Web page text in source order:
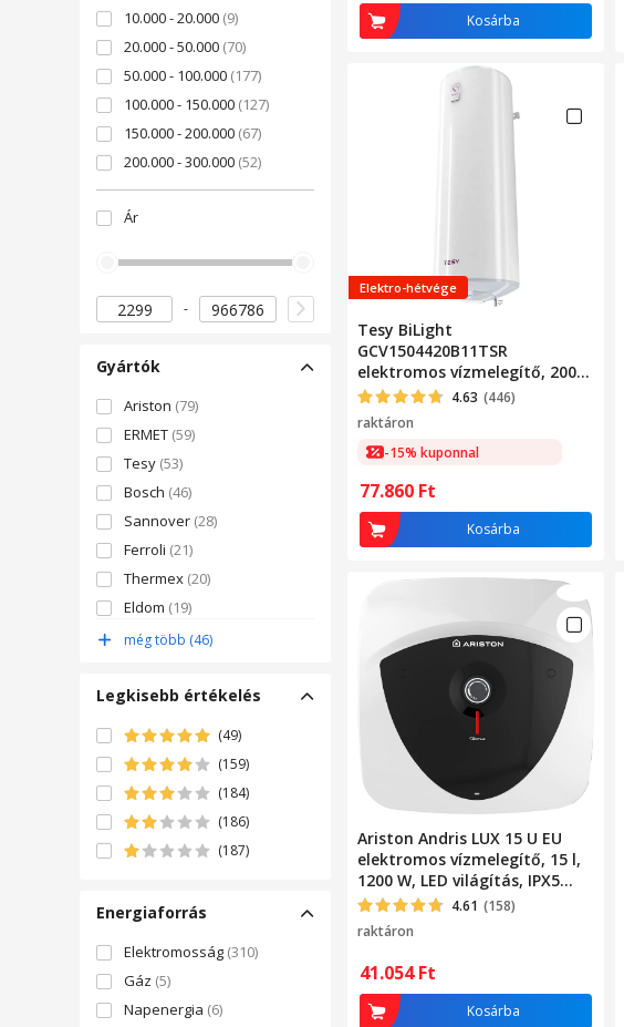
10.000 - 20.000 (9)
20.000 - 50.000 (70)
50.000 - 100.000 (177)
100.000 - 150.000 (127)
150.000 - 200.000 (67)
200.000 - 300.000 (52)
300.000 - 400.000(30)
400.000 - 500.000
Ár
Gyártók
Ariston (79)
ERMET (59)
Tesy (53)
Bosch (46)
Sannover (28)
Ferroli (21)
Thermex (20)
Eldom (19)
TENKO(17)
még több (46)
Legkisebb értékelés
(49)
(159)
(184)
(186)
(187)
Energiaforrás
Elektromosság (310)
Gáz (5)
Napenergia (6)
Kosárba
Elektro-hétvége
Tesy BiLight
GCV1504420B11TSR
elektromos vízmelegítő, 2000
W, 150 l, 0.8 Mpa, 18 mm
4.63 (446)
raktáron
-15% kuponnal
77.860 Ft
Kosárba
Ariston Andris LUX 15 U EU
elektromos vízmelegítő, 15 l,
1200 W, LED világítás, IPX5
elektromos védelem, Beépítési
lehetőség a mosogató fölé,
Hőmérséklet beállítás
4.61 (158)
raktáron
41.054Ft
Kosárba